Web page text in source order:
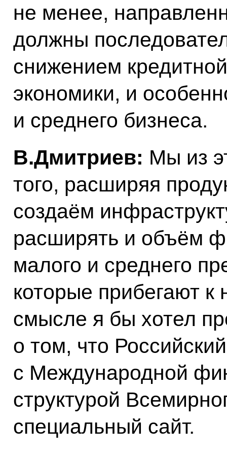
не менее,
должны
снижением
экономики, и
и среднего бизнеса.
В.Дмитриев: Мы из
того, расширяя
создаём
расширять и объём
малого и среднего
которые прибегают
смысле я бы хотел
о том, что
с Международной
структурой
специальный сайт.